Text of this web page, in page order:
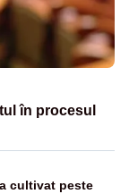
în procesul
cultivat peste